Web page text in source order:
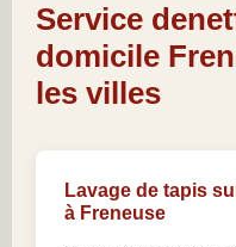
Service
domicile
les villes
Lavage de tapis
à Freneuse